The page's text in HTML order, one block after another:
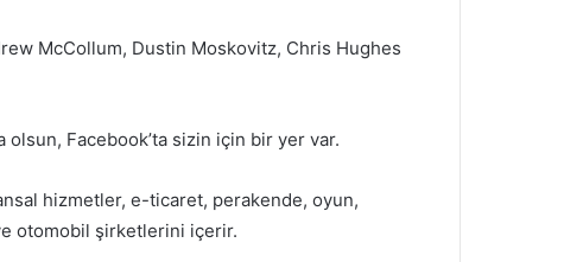
McCollum, Dustin Moskovitz, Chris Hughes
Facebook’ta sizin için bir yer var.
hizmetler, e-ticaret, perakende, oyun,
otomobil şirketlerini içerir.